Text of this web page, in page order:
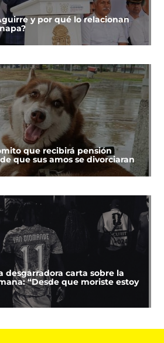
y por qué lo relacionan
que recibirá pensión
que sus amos se divorciaran
desgarradora carta sobre la
“Desde que moriste estoy